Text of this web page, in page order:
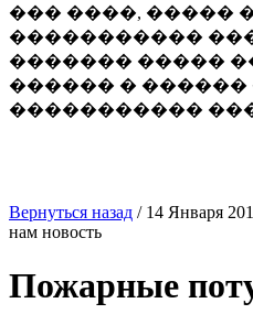
��� ����, �����
�����������
������� �����
������ �
�����������
Вернуться назад / 14 Января
нам новость
Пожарные